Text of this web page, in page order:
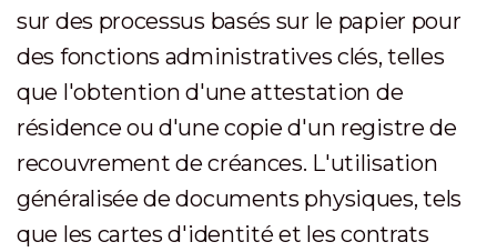
sur des processus basés sur le papier pour
des fonctions administratives clés, telles
que l'obtention d'une attestation de
résidence ou d'une copie d'un registre de
recouvrement de créances. L'utilisation
généralisée de documents physiques, tels
que les cartes d'identité et les contrats